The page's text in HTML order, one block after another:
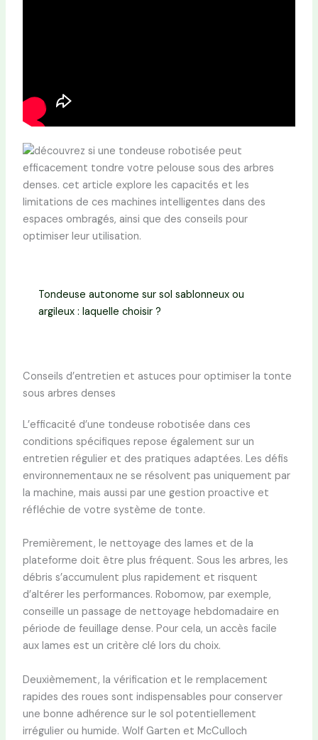
Tondeuse autonome sur sol sablonneux ou
argileux : laquelle choisir ?
Conseils d’entretien et astuces pour optimiser la tonte
sous arbres denses
L’efficacité d’une tondeuse robotisée dans ces
conditions spécifiques repose également sur un
entretien régulier et des pratiques adaptées. Les défis
environnementaux ne se résolvent pas uniquement par
la machine, mais aussi par une gestion proactive et
réfléchie de votre système de tonte.
Premièrement, le nettoyage des lames et de la
plateforme doit être plus fréquent. Sous les arbres, les
débris s’accumulent plus rapidement et risquent
d’altérer les performances. Robomow, par exemple,
conseille un passage de nettoyage hebdomadaire en
période de feuillage dense. Pour cela, un accès facile
aux lames est un critère clé lors du choix.
Deuxièmement, la vérification et le remplacement
rapides des roues sont indispensables pour conserver
une bonne adhérence sur le sol potentiellement
irrégulier ou humide. Wolf Garten et McCulloch